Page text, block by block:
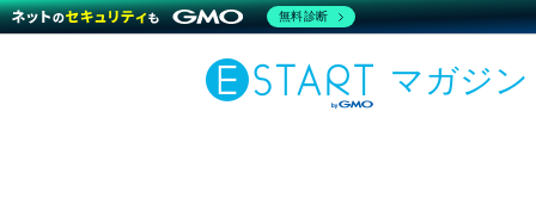
マガジン
無料診断